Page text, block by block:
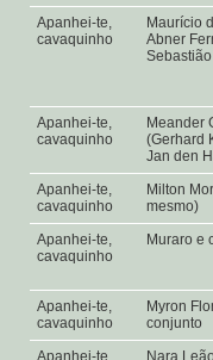
Apanhei-te,
cavaquinho
Maurício
Abner
Apanhei-te,
cavaquinho
Meander
(Gerhard
Jan den
Apanhei-te,
cavaquinho
Milton
mesmo)
Apanhei-te,
cavaquinho
Muraro e
Apanhei-te,
cavaquinho
Myron
conjunto